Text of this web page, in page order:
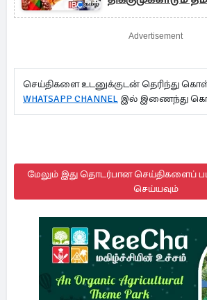
Advertisement
செய்திகளை உடனுக்குடன் தெரிந்து
WHATSAPP CHANNEL இல் இணைந்து
மேலும் இது தொடர்பான செய்திகளைப்
செய்யவும்